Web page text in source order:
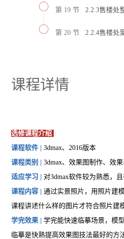
第 19 节 2.2.3售楼处
第 20 节 2.2.4售楼处
课程详情
选修课程介绍
课程软件 | 3dmax、2016版本
课程类别 |
3dmax、效果图制作、效
适应学习 | 对3dmax软件较为熟悉，
课程内容 | 通过实景照片，用照片建
课程讲述什么样的图片才符合照片建
学完效果 | 学完能快速临摹场景，模
临摹是快熟提高效果图技法最好的